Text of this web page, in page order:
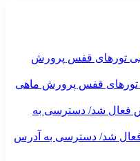
تورهای قفس پرورش ماهی
شد/ دسترسی به آدرس